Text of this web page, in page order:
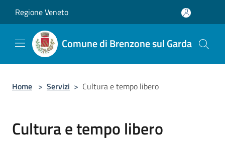
Regione Veneto
Comune di Brenzone sul Garda
Home > Servizi > Cultura e tempo libero
Cultura e tempo libero